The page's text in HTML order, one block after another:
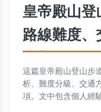
皇帝殿山登
路線難度、
須知
這篇皇帝殿山登山步
析、難度分級、交通
項。文中包含個人經